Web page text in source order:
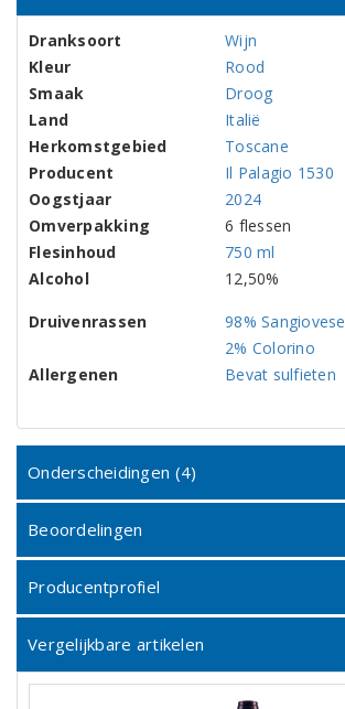
Dranksoort
Wijn
Kleur
Rood
Smaak
Droog
Land
Italië
Herkomstgebied
Toscane
Producent
Il Palagio 1530
Oogstjaar
2024
Omverpakking
6 flessen
Flesinhoud
750 ml
Alcohol
12,50%
Druivenrassen
98% Sangiovese
2% Colorino
Allergenen
Bevat sulfieten
Onderscheidingen (4)
Beoordelingen
Producentprofiel
Vergelijkbare artikelen